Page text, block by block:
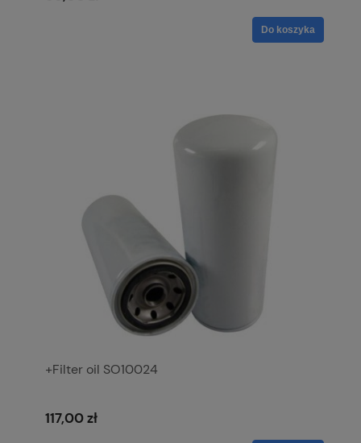
Do koszyka
+Filter oil SO10024
117,00 zł